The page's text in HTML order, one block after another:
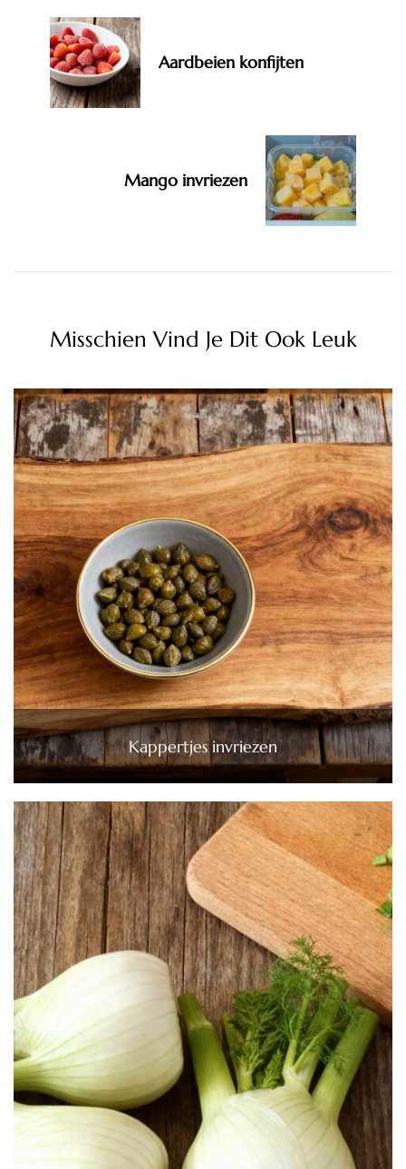
Aardbeien konfijten
Mango invriezen
Misschien Vind Je Dit Ook Leuk
Kappertjes invriezen